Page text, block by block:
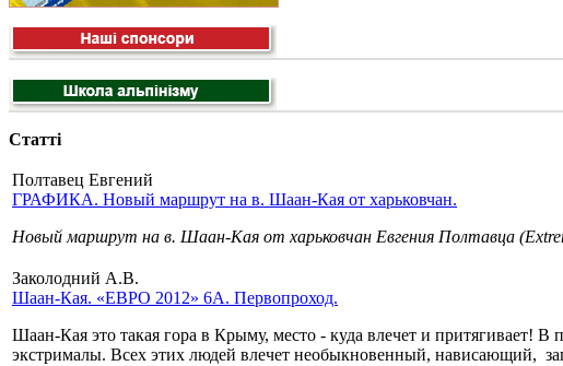
Статті
Полтавец Евгений
ГРАФИКА. Новый маршрут на в. Шаан-Кая от харьковчан.
Новый маршрут на в. Шаан-Кая от харьковчан Евгения Полтавца
Заколодний А.В.
Шаан-Кая. «ЕВРО 2012» 6А. Первопроход.
Шаан-Кая это такая гора в Крыму, место - куда влечет и притягивает!
экстрималы. Всех этих людей влечет необыкновенный, нависающий,